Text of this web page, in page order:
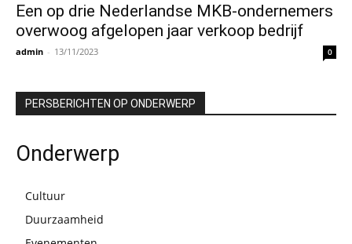
Een op drie Nederlandse MKB-ondernemers
overwoog afgelopen jaar verkoop bedrijf
admin - 13/11/2023 0
PERSBERICHTEN OP ONDERWERP
Onderwerp
Cultuur
Duurzaamheid